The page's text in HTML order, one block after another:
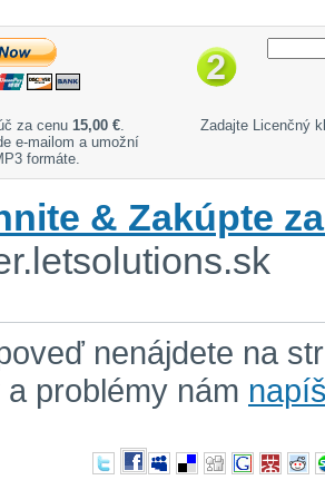
za cenu 15,00 €.
e-mailom a umožní
formáte.
Zadajte Licenčný
& Zakúpte
nenájdete na
problémy nám